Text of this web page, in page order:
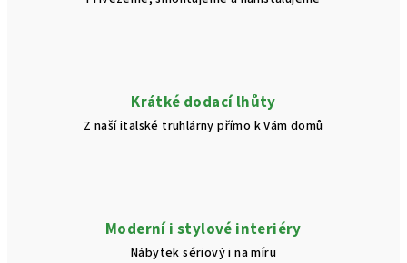
Krátké dodací lhůty
Z naší italské truhlárny přímo k Vám domů
Moderní i stylové interiéry
Nábytek sériový i na míru